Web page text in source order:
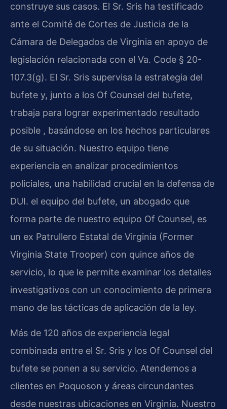
construye sus casos. El Sr. Sris ha testificado
ante el Comité de Cortes de Justicia de la
Cámara de Delegados de Virginia en apoyo de
legislación relacionada con el Va. Code § 20-
107.3(g). El Sr. Sris supervisa la estrategia del
bufete y, junto a los Of Counsel del bufete,
trabaja para lograr experimentado resultado
posible , basándose en los hechos particulares
de su situación. Nuestro equipo tiene
experiencia en analizar procedimientos
policiales, una habilidad crucial en la defensa de
DUI. el equipo del bufete, un abogado que
forma parte de nuestro equipo Of Counsel, es
un ex Patrullero Estatal de Virginia (Former
Virginia State Trooper) con quince años de
servicio, lo que le permite examinar los detalles
investigativos con un conocimiento de primera
mano de las tácticas de aplicación de la ley.
Más de 120 años de experiencia legal
combinada entre el Sr. Sris y los Of Counsel del
bufete se ponen a su servicio. Atendemos a
clientes en Poquoson y áreas circundantes
desde nuestras ubicaciones en Virginia. Nuestro